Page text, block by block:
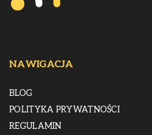
NAWIGACJA
BLOG
POLITYKA PRYWATNOŚCI
REGULAMIN